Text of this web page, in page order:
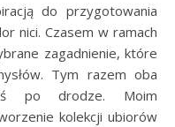
nici. Czasem w ramach
zagadnienie, które
Tym razem oba
po drodze. Moim
kolekcji ubiorów